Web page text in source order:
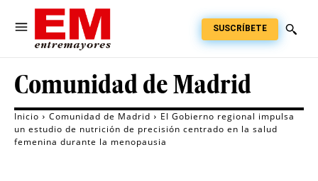
SUSCRÍBETE
Comunidad de Madrid
Inicio Comunidad de Madrid
El Gobierno regional impulsa
un estudio de nutrición de precisión centrado en la salud
femenina durante la menopausia